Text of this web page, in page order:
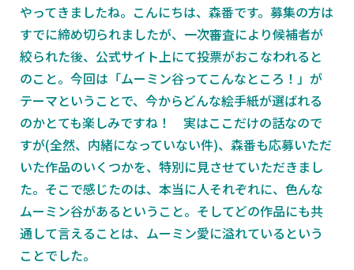
やってきましたね。こんにちは、森番です。募集の方は
すでに締め切られましたが、一次審査により候補者が
絞られた後、公式サイト上にて投票がおこなわれると
のこと。今回は「ムーミン谷ってこんなところ！」が
テーマということで、今からどんな絵手紙が選ばれる
のかとても楽しみですね！ 実はここだけの話なので
すが(全然、内緒になっていない件)、森番も応募いただ
いた作品のいくつかを、特別に見させていただきまし
た。そこで感じたのは、本当に人それぞれに、色んな
ムーミン谷があるということ。そしてどの作品にも共
通して言えることは、ムーミン愛に溢れているという
ことでした。